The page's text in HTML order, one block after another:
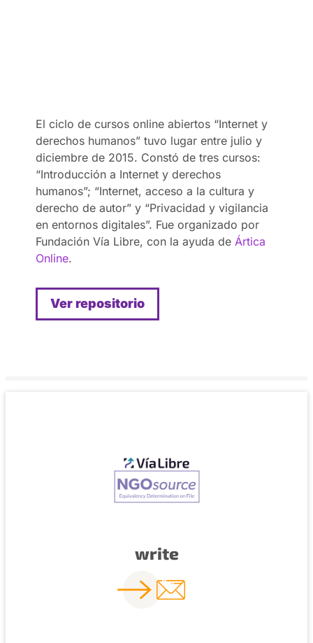
El ciclo de cursos online abiertos “Internet y
derechos humanos” tuvo lugar entre julio y
diciembre de 2015. Constó de tres cursos:
“Introducción a Internet y derechos
humanos”; “Internet, acceso a la cultura y
derecho de autor” y “Privacidad y vigilancia
en entornos digitales”. Fue organizado por
Fundación Vía Libre, con la ayuda deÁrtica
Online.
Ver repositorio
write